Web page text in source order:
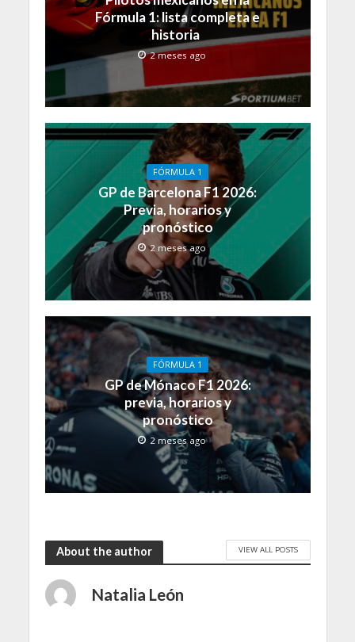
Fórmula 1: lista completa e
historia
2 meses ago
FÓRMULA 1
GP de Barcelona F1 2026:
Previa, horarios y
pronóstico
2 meses ago
FÓRMULA 1
GP de Mónaco F1 2026:
previa, horarios y
pronóstico
2 meses ago
About the author VIEW ALL POSTS
Natalia León